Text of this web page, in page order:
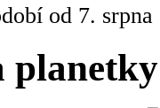
od 7.